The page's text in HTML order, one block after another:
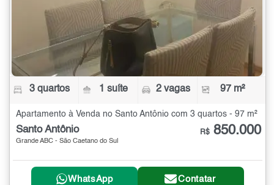
3 quartos 1 suíte 2 vagas 97 m²
Apartamento à Venda no Santo Antônio com 3 quartos - 97 m²
Santo Antônio
Grande ABC - São Caetano do Sul
R$ 850.000
WhatsApp Contatar